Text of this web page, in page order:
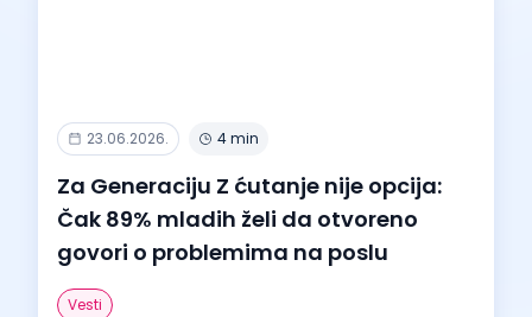
23.06.2026. 4 min
Za Generaciju Z ćutanje nije opcija:
Čak 89% mladih želi da otvoreno
govori o problemima na poslu
Vesti